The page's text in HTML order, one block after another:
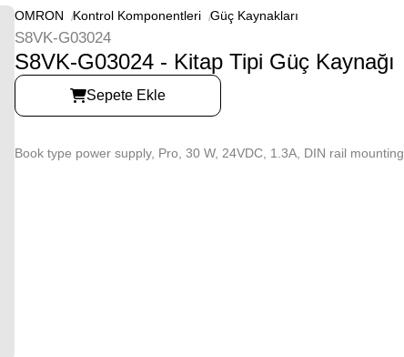
OMRON Kontrol Komponentleri Güç Kaynakları
S8VK-G03024
S8VK-G03024 - Kitap Tipi Güç Kaynağı
Sepete Ekle
Book type power supply, Pro, 30 W, 24VDC, 1.3A, DIN rail mounting